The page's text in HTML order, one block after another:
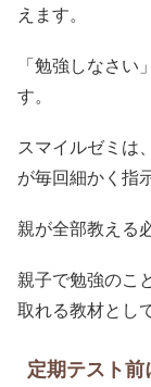
えます。
「勉強しなさ
す。
スマイルゼミは
が毎回細かく指
親が全部教える
親子で勉強のこ
取れる教材とし
定期テスト